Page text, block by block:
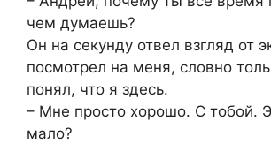
чем думаешь?
Он на секунду отвел взгляд от
посмотрел на меня, словно
понял, что я здесь.
– Мне просто хорошо. С тобой.
мало?